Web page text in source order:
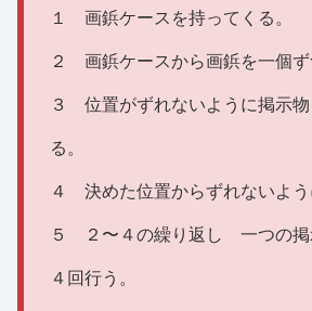
１ 画鋲ケースを持ってくる。
２ 画鋲ケースから画鋲を一個ず
３ 位置がずれないように掲示物
る。
４ 決めた位置からずれないよう
５ ２〜４の繰り返し 一つの掲
４回行う。